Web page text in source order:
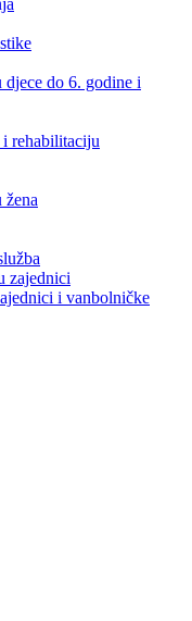
djece do 6. godine i
rehabilitaciju
žena
zajednici
i vanbolničke